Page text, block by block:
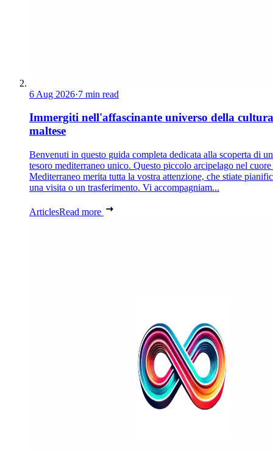
6 Aug 2026·7 min read
Immergiti nell'affascinante universo della cultura
maltese
Benvenuti in questo guida completa dedicata alla scoperta di un
tesoro mediterraneo unico. Questo piccolo arcipelago nel
Mediterraneo merita tutta la vostra attenzione, che stiate
una visita o un trasferimento. Vi accompagniam...
ArticlesRead more